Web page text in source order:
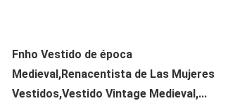
Fnho Vestido de época
Medieval,Renacentista de Las Mujeres
Vestidos,Vestido Vintage Medieval,...